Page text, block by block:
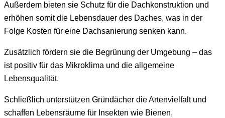
Außerdem bieten sie Schutz für die Dachkonstruktion und
erhöhen somit die Lebensdauer des Daches, was in der
Folge Kosten für eine Dachsanierung senken kann.
Zusätzlich fördern sie die Begrünung der Umgebung – das
ist positiv für das Mikroklima und die allgemeine
Lebensqualität.
Schließlich unterstützen Gründächer die Artenvielfalt und
schaffen Lebensräume für Insekten wie Bienen,